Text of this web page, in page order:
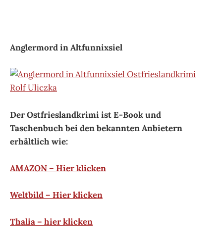
Anglermord in Altfunnixsiel
Der Ostfrieslandkrimi ist E-Book und
Taschenbuch bei den bekannten Anbietern
erhältlich wie:
AMAZON – Hier klicken
Weltbild – Hier klicken
Thalia – hier klicken